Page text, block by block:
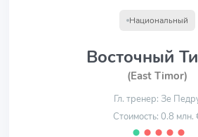
Национальный
Восточный
(East Timor)
Гл. тренер: Зе
Стоимость: 0.8 млн.
⬤ ⬤ ⬤ ⬤ ⬤